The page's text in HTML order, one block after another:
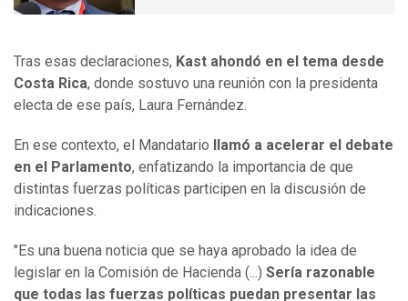
Tras esas declaraciones, Kast ahondó en el tema desde
Costa Rica, donde sostuvo una reunión con la presidenta
electa de ese país, Laura Fernández.
En ese contexto, el Mandatario llamó a acelerar el debate
en el Parlamento, enfatizando la importancia de que
distintas fuerzas políticas participen en la discusión de
indicaciones.
"Es una buena noticia que se haya aprobado la idea de
legislar en la Comisión de Hacienda (...) Sería razonable
que todas las fuerzas políticas puedan presentar las